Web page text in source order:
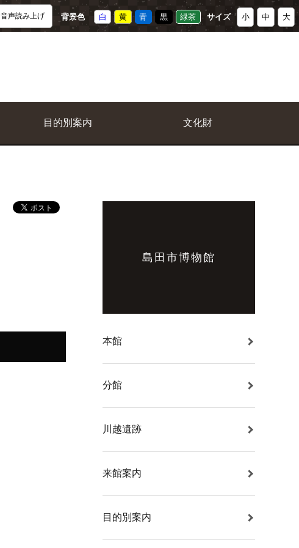
音声読み上げ 背景色 白 黄 青 黒 緑茶 サイズ 小 中 大
目的別案内 文化財
島田市博物館
本館
分館
川越遺跡
来館案内
目的別案内